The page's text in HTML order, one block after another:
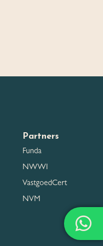
Partners
Funda
NWWI
VastgoedCert
NVM